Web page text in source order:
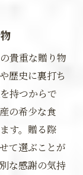
貴重な贈り物
歴史に裏打ち
持つからで
の希少な食
す。贈る際
て選ぶことが
な感謝の気持